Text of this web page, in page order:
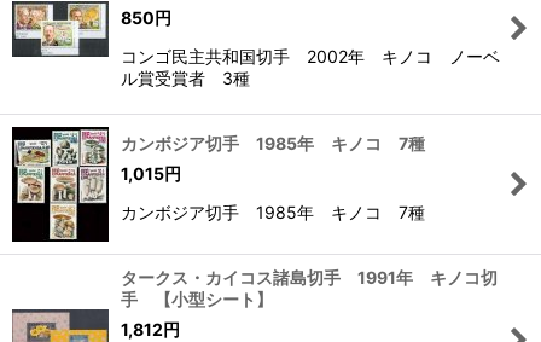
850円
コンゴ民主共和国切手 2002年 キノコ ノーベ
ル賞受賞者 3種
カンボジア切手 1985年 キノコ 7種
1,015円
カンボジア切手 1985年 キノコ 7種
タークス・カイコス諸島切手 1991年 キノコ切
手 【小型シート】
1,812円